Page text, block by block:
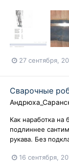
27 сентября,
Сварочные
Как наработка на
подлиннее
рукава. Без
16 сентября,